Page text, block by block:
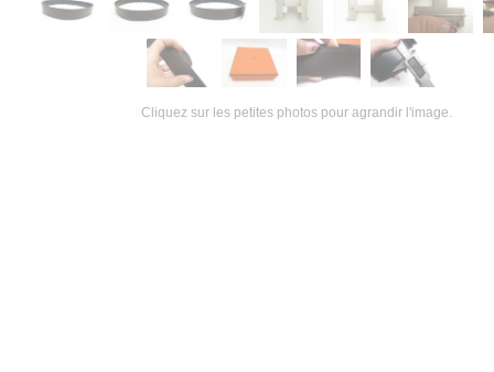
Cliquez sur les petites photos pour agrandir l'image.